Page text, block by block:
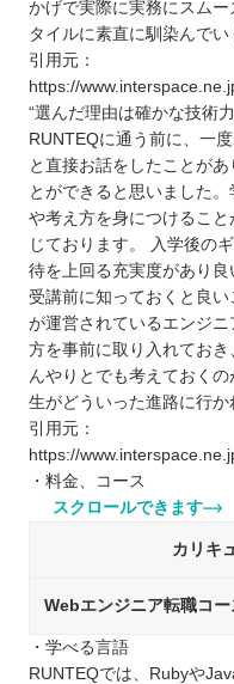
かげで実際に実務にスム
タイルに素直に馴染んで
引用元：
https://
“選んだ理由は確かな技術
RUNTEQに通う前に、一
と直接お話をしたことが
とができると思いました
や考え方を身につけるこ
じております。 入学後の
待を上回る充実度があり良
受講前に知っておくと良
が運営されているエンジ
方を事前に取り入れてお
んやりとでも考えておく
生がどういった進路に行
引用元：
https://
・料金、コース
スクロールできます
カリキ
Webエンジニア転職コ
・学べる言語
RUNTEQでは、Rubyや